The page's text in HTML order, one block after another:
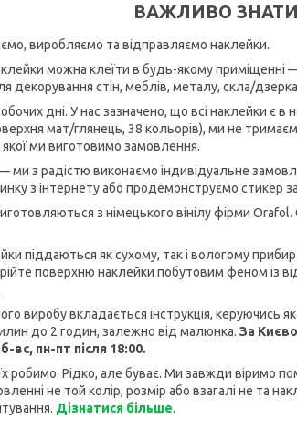
ВАЖЛИВО ЗНАТИ
виробляємо та відправляємо наклейки.
можна клеїти в будь-якому приміщенні —
декорування стін, меблів, металу, скла/
дні. У нас зазначено, що всі наклейки є
мат/глянець, 38 кольорів), ми не
якої ми виготовимо замовлення.
ми з радістю виконаємо індивідуальне
з інтернету або продемонструємо стикер
з німецького вінілу фірми
піддаються як сухому, так і вологому
поверхню наклейки побутовим феном із
виробу вкладається інструкція, керуючись
до 2 годин, залежно від малюнка. За
вс, пн-пт після 18:00.
робимо. Рідко, але буває. Ми завжди віримо
не той колір, розмір або взагалі не та
Дізнатися більше.